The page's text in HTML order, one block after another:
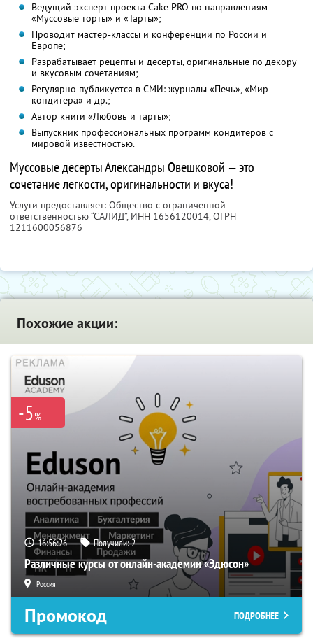
Ведущий эксперт проекта Cake PRO по направлениям
«Муссовые торты» и «Тарты»;
Проводит мастер-классы и конференции по России и
Европе;
Разрабатывает рецепты и десерты, оригинальные по декору
и вкусовым сочетаниям;
Регулярно публикуется в СМИ: журналы «Печь», «Мир
кондитера» и др.;
Автор книги «Любовь и тарты»;
Выпускник профессиональных программ кондитеров с
мировой известностью.
Муссовые десерты Александры Овешковой — это
сочетание легкости, оригинальности и вкуса!
Услуги предоставляет: Общество с ограниченной
ответственностью “САЛИД”, ИНН 1656120014, ОГРН
1211600056876
Похожие акции:
-5%
16:56:25 Получили:2
Различные курсы от онлайн-академии «Эдюсон»
Россия
Промокод ПОДРОБНЕЕ